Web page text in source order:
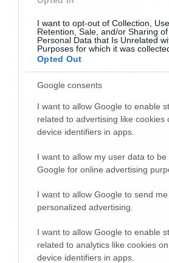
I want to opt-out of Collection, Use,
Retention, Sale, and/or Sharing
Personal Data that Is Unrelated
Purposes for which it was
Opted Out
Google consents
I want to allow Google to enable
related to advertising like cookies
device identifiers in apps.
I want to allow my user data to be
Google for online advertising
I want to allow Google to send me
personalized advertising.
I want to allow Google to enable
related to analytics like cookies
device identifiers in apps.
Tαμείο: 14€
Πειραιώς 117,
Αθήνα
στοάς), τηλ.210
Online Purchasesή
www.ticketpro.gr |www.
Οι λόγοι της
Wilson από τους